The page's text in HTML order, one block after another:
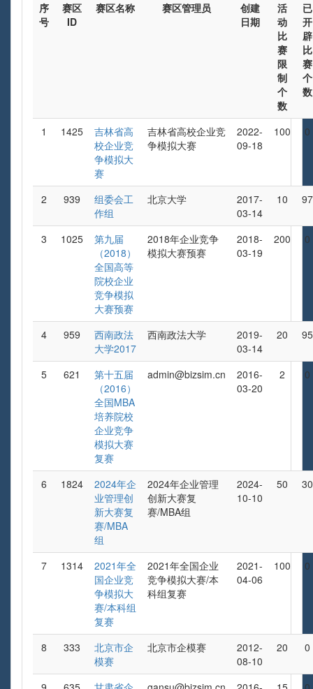
序
号
赛区
ID
赛区名称 赛区管理员
创建
日期
活
动
比
赛
限
制
个
数
已
开
辟
比
赛
个
数
1 1425
吉林省高
校企业竞
争模拟大
赛
吉林省高校企业竞
争模拟大赛
2022-
09-18
100 0
2 939
组委会工
作组
北京大学
2017-
03-14
10 97
3 1025
第九届
（2018）
全国高等
院校企业
竞争模拟
大赛预赛
2018年企业竞争
模拟大赛预赛
2018-
03-19
200 0
4 959
西南政法
大学2017
西南政法大学
2019-
03-14
20 95
5 621
第十五届
（2016）
全国MBA
培养院校
企业竞争
模拟大赛
复赛
admin@bizsim.cn
2016-
03-20
2 0
6 1824
2024年企
业管理创
新大赛复
赛/MBA
组
2024年企业管理
创新大赛复
赛/MBA组
2024-
10-10
50 30
7 1314
2021年全
国企业竞
争模拟大
赛/本科组
复赛
2021年全国企业
竞争模拟大赛/本
科组复赛
2021-
04-06
100 0
8 333
北京市企
模赛
北京市企模赛
2012-
08-10
20 0